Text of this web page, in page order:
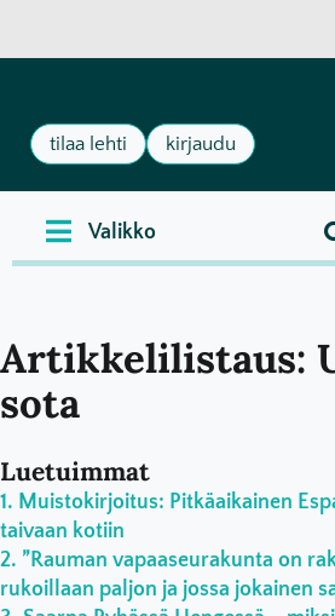
tilaa lehti kirjaudu
Artikkelilistaus:
sota
Luetuimmat
Muistokirjoitus: Pitkäaikainen
taivaan kotiin
”Rauman vapaaseurakunta on
rukoillaan paljon ja jossa jokainen